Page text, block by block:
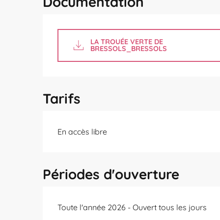
LA TROUÉE VERTE DE
BRESSOLS_BRESSOLS
Tarifs
En accès libre
Périodes d'ouverture
Toute l'année 2026 - Ouvert tous les jours